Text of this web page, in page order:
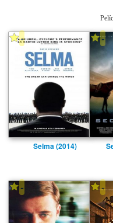
-
Selma (2014)
-
- -